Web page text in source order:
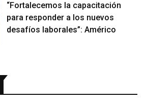
“Fortalecemos la capacitación
para responder a los nuevos
desafíos laborales”: Américo